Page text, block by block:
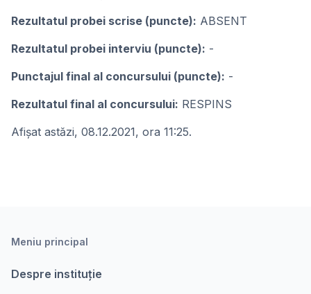
Rezultatul probei scrise (puncte): ABSENT
Rezultatul probei interviu (puncte): -
Punctajul final al concursului (puncte): -
Rezultatul final al concursului: RESPINS
Afişat astăzi, 08.12.2021, ora 11:25.
Meniu principal
Despre instituție